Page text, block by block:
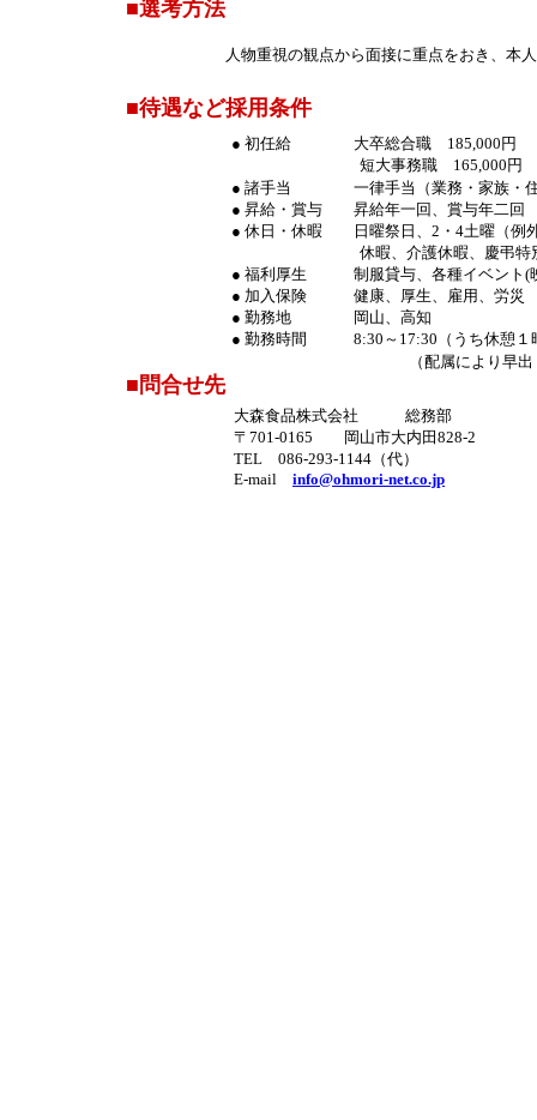
■選考方法
人物重視の観点から面接に重点をおき、本
■待遇など採用条件
● 初任給 大卒総合職 185,000円
短大事務職 165,000円
● 諸手当 一律手当（業務 ・家族・
● 昇給・賞与 昇給年一回、賞与年二回
● 休日・休暇 日曜祭日、 2・4土曜（例
休暇、介護休暇、慶弔特別
● 福利厚生 制服貸与、各種イベント(映
● 加入保険 健康、厚生、雇用、労災
● 勤務地 岡山、高知
● 勤務時間 8:30～17:30 （ うち休憩１
（配属により早
■問合せ先
大森食品株式会社 総務部
〒701-0165 岡山市大内田828-2
TEL 086-293-1144（代）
E-mail info@ohmori-net.co.jp